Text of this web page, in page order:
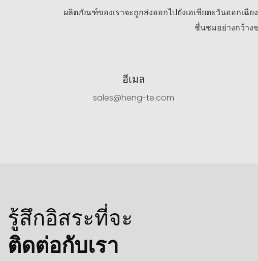
ผลิตภัณฑ์ของเราจะถูกส่งออกไปยังเอเชียตะวันออกเฉี
ชื่นชมอย่างกว้าง
อีเมล
sales@heng-te.com
รู้สึกอิสระที่จะ
ติดต่อกับเรา